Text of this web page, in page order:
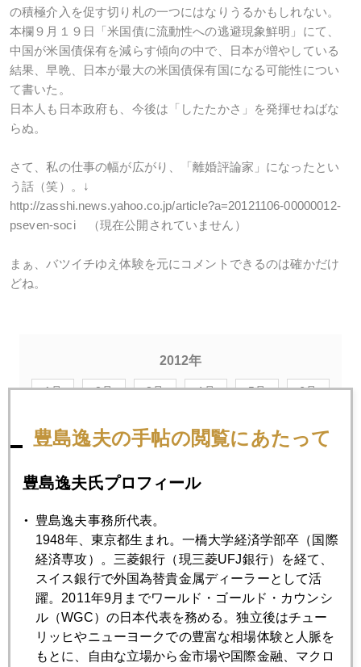
の積極介入を促す切り札の一つにはなりうるかもしれない。
本欄９月１９日「米国債に流動性への逃避現象鮮明」にて、
中国が米国債保有を減らす傾向の中で、日本が増やしている
結果、早晩、日本が最大の米国債保有国になる可能性につい
て書いた。
日本人も日本政府も、今後は「したたかさ」を発揮せねばな
らぬ。
さて、私の仕事の幅が広がり、「離婚評論家」になったとい
う話（笑）。↓
http://zasshi.news.yahoo.co.jp/article?a=20121106-00000012-
pseven-soci （現在公開されていません）
まぁ、バツイチゆえ体験を元にコメントできるのは確かだけ
どね。
2012年
1月 2月 3月 4月 5月 6月
2012年11月30日
2012年11月29日
中国二人っ子政策へ転換の兆し
2012年11月28日
中東で金が売れるワケ
豊島逸夫の手帖の閲覧にあたって
豊島逸夫氏プロフィール
豊島逸夫事務所代表。
1948年、東京都生まれ。一橋大学経済学部卒（国際
経済専攻）。三菱銀行（現三菱UFJ銀行）を経て、
スイス銀行で外国為替貴金属ディーラーとして活
躍。2011年9月までワールド・ゴールド・カウンシ
ル（WGC）の日本代表を務める。独立後はチュー
リッヒやニューヨークでの豊富な相場体験と人脈を
もとに、自由な立場から金市場や国際金融、マクロ